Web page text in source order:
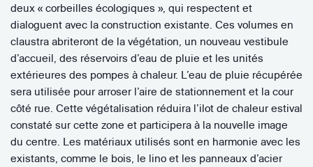
deux « corbeilles écologiques », qui respectent et
dialoguent avec la construction existante. Ces volumes en
claustra abriteront de la végétation, un nouveau vestibule
d’accueil, des réservoirs d’eau de pluie et les unités
extérieures des pompes à chaleur. L’eau de pluie récupérée
sera utilisée pour arroser l’aire de stationnement et la cour
côté rue. Cette végétalisation réduira l’ilot de chaleur estival
constaté sur cette zone et participera à la nouvelle image
du centre. Les matériaux utilisés sont en harmonie avec les
existants, comme le bois, le lino et les panneaux d’acier